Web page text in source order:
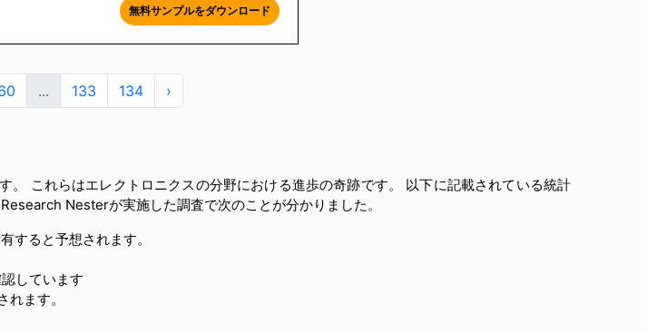
無料サンプルをダウンロード
... 133 134 ›
これらはエレクトロニクスの分野における進歩の奇跡です。 以下に記載されている統計
Nesterが実施した調査で次のことが分かりました。
すると予想されます。
しています
ます。